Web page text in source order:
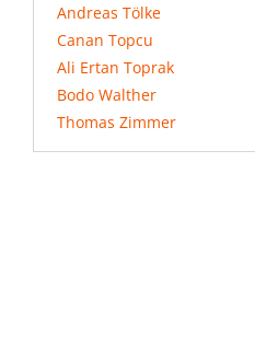
Andreas Tölke
Canan Topcu
Ali Ertan Toprak
Bodo Walther
Thomas Zimmer